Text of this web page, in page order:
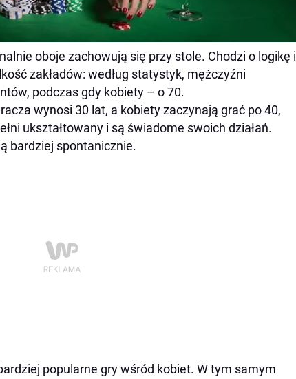
oboje zachowują się przy stole. Chodzi o logikę i
zakładów: według statystyk, mężczyźni
podczas gdy kobiety – o 70.
wynosi 30 lat, a kobiety zaczynają grać po 40,
ukształtowany i są świadome swoich działań.
bardziej spontanicznie.
popularne gry wśród kobiet. W tym samym